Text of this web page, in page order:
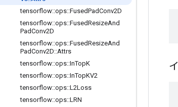
tensorflow::ops::FusedPadConv2D
tensorflow::ops::FusedResizeAnd
PadConv2D
tensorflow::ops::FusedResizeAnd
PadConv2D::Attrs
tensorflow::ops::InTopK
tensorflow::ops::InTopKV2
tensorflow::ops::L2Loss
tensorflow::ops::LRN